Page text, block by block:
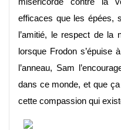
efficaces que les épées,
l’amitié, le respect de la
lorsque Frodon s’épuise
l’anneau, Sam
dans ce monde, et que
cette compassion qui